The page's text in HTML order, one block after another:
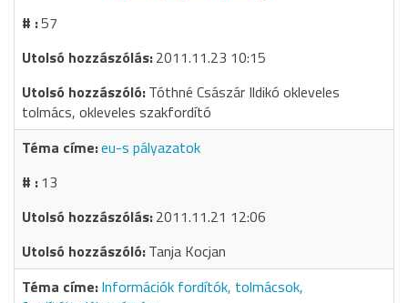
57
2011.11.23 10:15
Tóthné Császár Ildikó okleveles
tolmács, okleveles szakfordító
eu-s pályazatok
13
2011.11.21 12:06
Tanja Kocjan
Információk fordítók, tolmácsok,